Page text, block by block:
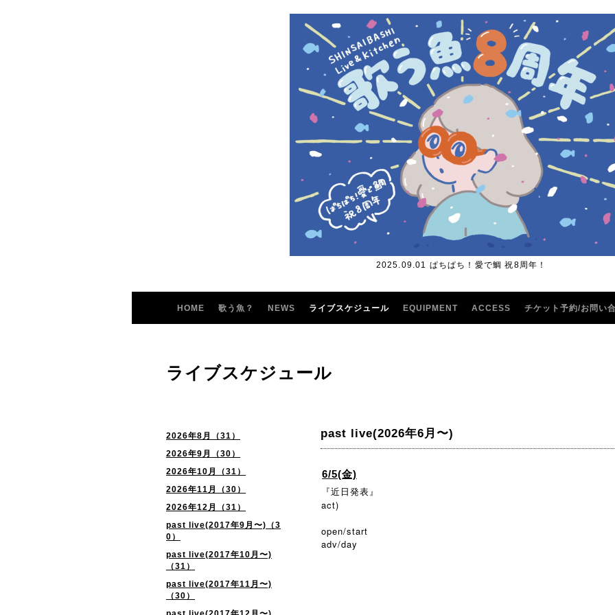
2025.09.01 ぱちぱち！愛で鯛 祝8周年！
HOME 歌う魚？ NEWS ライブスケジュール EQUIPMENT ACCESS チケット予約/お問い
2026年8月（31）
2026年9月（30）
2026年10月（31）
2026年11月（30）
2026年12月（31）
past live(2017年9月〜)（3
0）
past live(2017年10月〜)
（31）
past live(2017年11月〜)
（30）
ライブスケジュール
past live(2026年6月〜)
6/5(金)
『近日発表』
act)
open/start
adv/day